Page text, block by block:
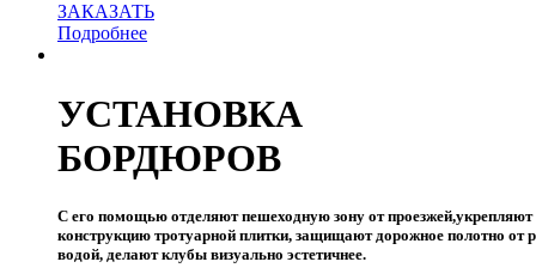
ЗАКАЗАТЬ
Подробнее
УСТАНОВКА
БОРДЮРОВ
С его помощью отделяют пешеходную зону от проезжей,укрепляют
конструкцию тротуарной плитки, защищают дорожное полотно от
водой, делают клубы визуально эстетичнее.